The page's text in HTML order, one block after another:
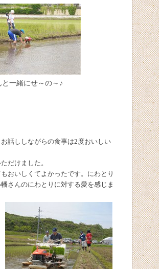
と一緒にせ～の～♪
話ししながらの食事は2度おいしい
だけました。
おいしくてよかったです。にわとり
さんのにわとりに対する愛を感じま